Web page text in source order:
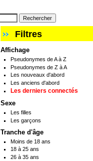
Filtres
Affichage
Pseudonymes de A à Z
Pseudonymes de Z à A
Les nouveaux d'abord
Les anciens d'abord
Les derniers connectés
Sexe
Les filles
Les garçons
Tranche d'âge
Moins de 18 ans
18 à 25 ans
26 à 35 ans